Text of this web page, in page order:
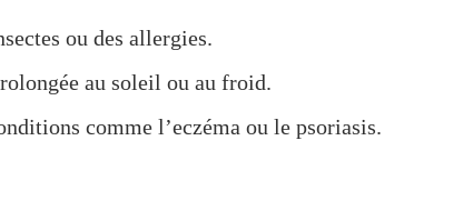
ou des allergies.
au soleil ou au froid.
comme l’eczéma ou le psoriasis.